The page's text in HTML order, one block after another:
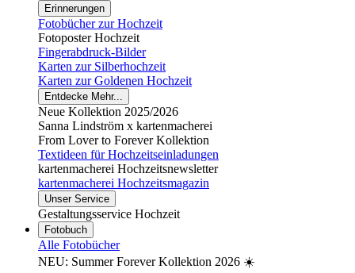
Erinnerungen
Fotobücher zur Hochzeit
Fotoposter Hochzeit
Fingerabdruck-Bilder
Karten zur Silberhochzeit
Karten zur Goldenen Hochzeit
Entdecke Mehr...
Neue Kollektion 2025/2026
Sanna Lindström x kartenmacherei
From Lover to Forever Kollektion
Textideen für Hochzeitseinladungen
kartenmacherei Hochzeitsnewsletter
kartenmacherei Hochzeitsmagazin
Unser Service
Gestaltungsservice Hochzeit
Fotobuch
Alle Fotobücher
NEU: Summer Forever Kollektion 2026 ☀️